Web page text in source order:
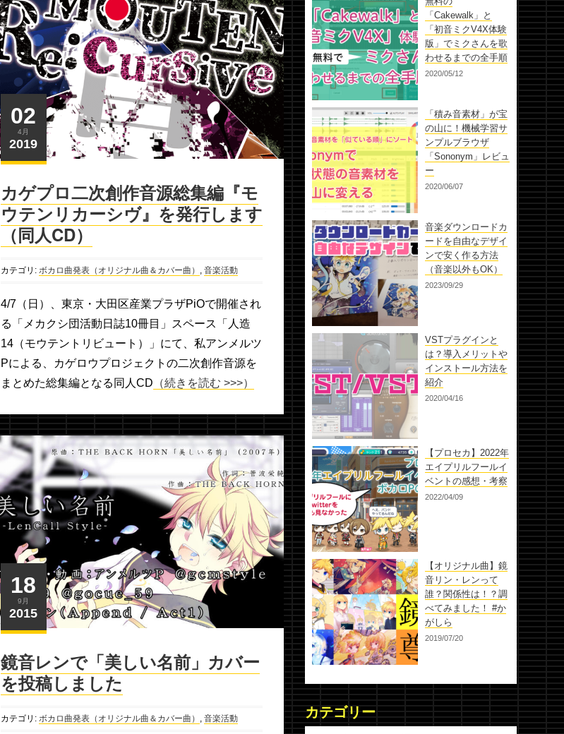
02
4月
2019
カゲプロ二次創作音源総集編『モ
ウテンリカーシヴ』を発行します
（同人CD）
カテゴリ: ボカロ曲発表（オリジナル曲＆カバー曲） 音楽活動
4/7（日）、東京・大田区産業プラザPiOで開催され
る「メカクシ団活動日誌10冊目」スペース「人造
14（モウテントリビュート）」にて、私アンメルツ
Pによる、カゲロウプロジェクトの二次創作音源を
まとめた総集編となる同人CD （続きを読む >>>）
18
9月
2015
鏡音レンで「美しい名前」カバー
を投稿しました
カテゴリ: ボカロ曲発表（オリジナル曲＆カバー曲） , 音楽活動
「Cakewalk」と
「初音ミクV4X体験
版」でミクさんを歌
わせるまでの全手順
2020/05/12
「積み音素材」が宝
の山に！機械学習サ
ンプルブラウザ
「Sononym」レビュ
ー
2020/06/07
音楽ダウンロードカ
ードを自由なデザイ
ンで安く作る方法
（音楽以外もOK）
2023/09/29
VSTプラグインと
は？導入メリットや
インストール方法を
紹介
2020/04/16
【プロセカ】2022年
エイプリルフールイ
ベントの感想・考察
2022/04/09
【オリジナル曲】鏡
音リン・レンって
誰？関係性は！？調
べてみました！ #か
がしら
2019/07/20
カテゴリー